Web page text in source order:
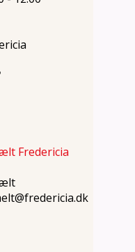
Fredericia